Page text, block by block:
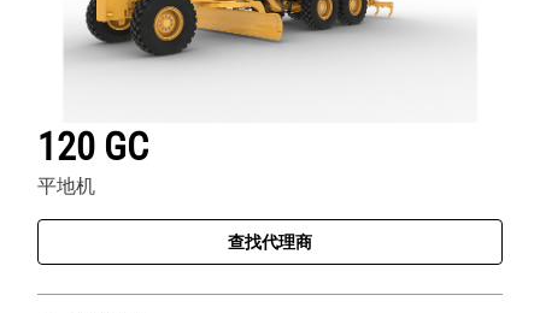
120 GC
平地机
查找代理商